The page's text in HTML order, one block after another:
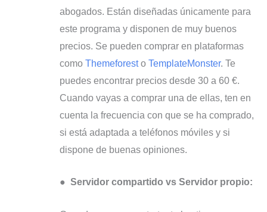
abogados. Están diseñadas únicamente para
este programa y disponen de muy buenos
precios. Se pueden comprar en plataformas
como Themeforesto TemplateMonster. Te
puedes encontrar precios desde 30 a 60 €.
Cuando vayas a comprar una de ellas, ten en
cuenta la frecuencia con que se ha comprado,
si está adaptada a teléfonos móviles y si
dispone de buenas opiniones.
● Servidor compartido vs Servidor propio: